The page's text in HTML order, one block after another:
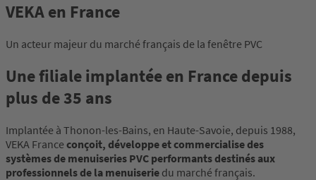
VEKA en France
Un acteur majeur du marché français de la fenêtre PVC
Une filiale implantée en France depuis
plus de 35 ans
Implantée à Thonon-les-Bains, en Haute-Savoie, depuis 1988,
VEKA Franceconçoit, développe et commercialise des
systèmes de menuiseries PVC performants destinés aux
professionnels de la menuiserie du marché français.